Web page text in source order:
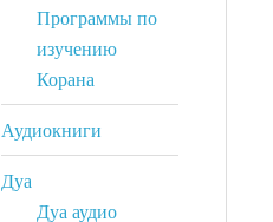
Программы по
изучению
Корана
Аудиокниги
Дуа
Дуа аудио